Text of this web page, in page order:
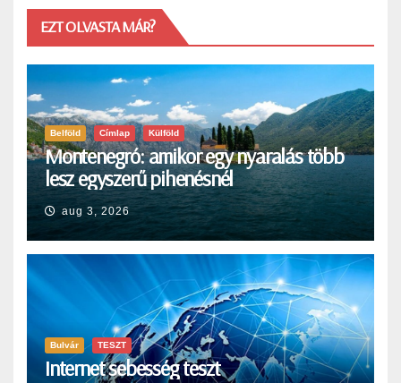
EZT OLVASTA MÁR?
Belföld Címlap Külföld
Montenegró: amikor egy nyaralás több
lesz egyszerű pihenésnél
aug 3, 2026
Bulvár TESZT
Internet sebesség teszt